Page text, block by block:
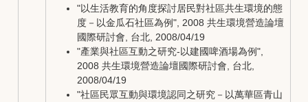
"以生活教育的角度探討居民對社區共生環境的態
度－以金瓜石社區為例", 2008 共生環境營造論壇
國際研討會, 台北, 2008/04/19
"產業與社區互動之研究-以建國啤酒場為例",
2008 共生環境營造論壇國際研討會, 台北,
2008/04/19
"社區民眾互動與環境認同之研究－以萬華區青山